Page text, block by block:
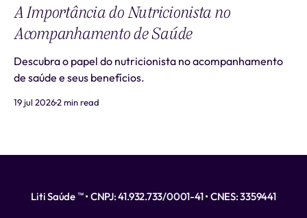
A Importância do Nutricionista no
Acompanhamento de Saúde
Descubra o papel do nutricionista no acompanhamento
de saúde e seus benefícios.
19 jul 20262 min read
Liti Saúde ™ • CNPJ: 41.932.733/0001-41 • CNES: 3359441